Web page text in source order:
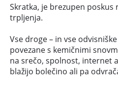
Skratka, je brezupen poskus
trpljenja.
Vse droge – in vse
povezane s kemičnimi
na srečo, spolnost, internet
blažijo bolečino ali pa